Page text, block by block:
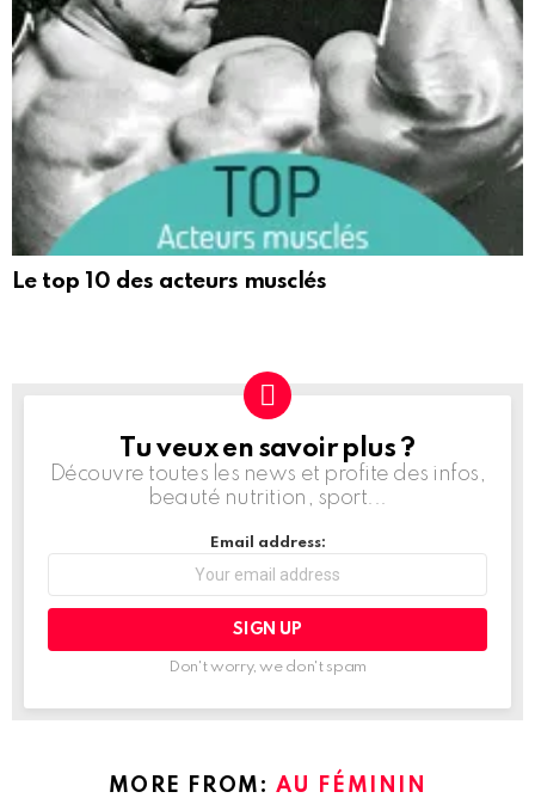
Le top 10 des acteurs musclés
NEWSLETTER
Tu veux en savoir plus ?
Découvre toutes les news et profite des infos,
beauté nutrition, sport...
Email address:
Don't worry, we don't spam
MORE FROM: AU FÉMININ